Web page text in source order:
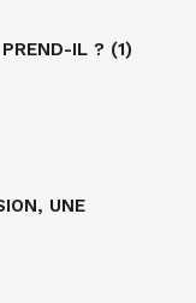
IL ? (1)
UNE